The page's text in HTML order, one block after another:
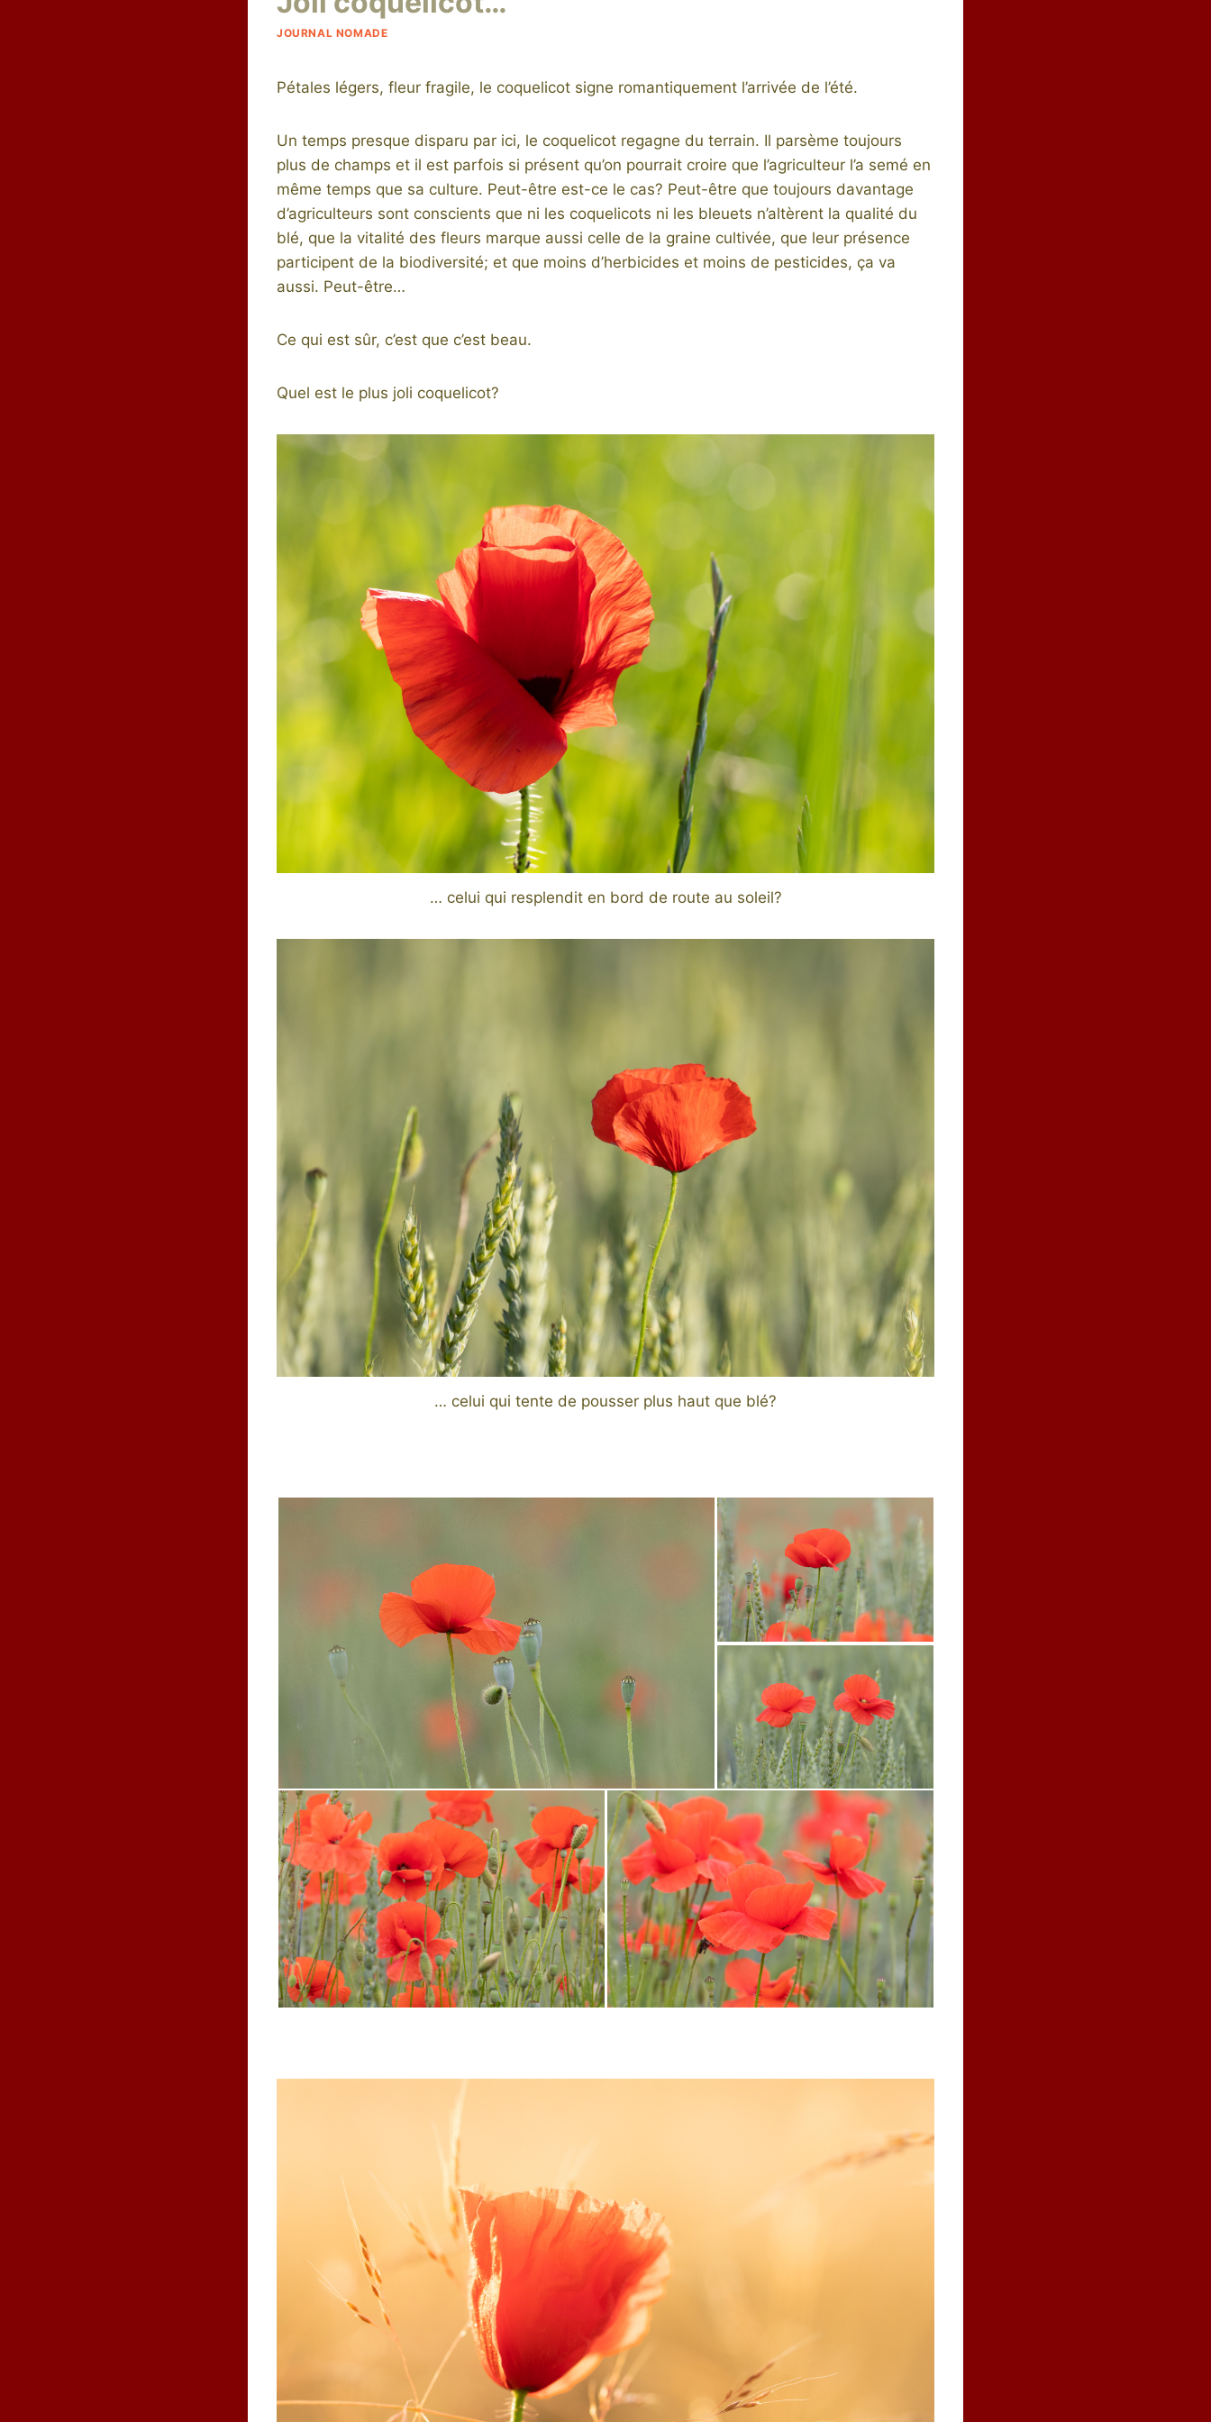
JOURNAL NOMADE
Pétales légers, fleur fragile, le coquelicot signe romantiquement l’arrivée de l’été.
Un temps presque disparu par ici, le coquelicot regagne du terrain. Il parsème toujours
plus de champs et il est parfois si présent qu’on pourrait croire que l’agriculteur l’a semé en
même temps que sa culture. Peut-être est-ce le cas? Peut-être que toujours davantage
d’agriculteurs sont conscients que ni les coquelicots ni les bleuets n’altèrent la qualité du
blé, que la vitalité des fleurs marque aussi celle de la graine cultivée, que leur présence
participent de la biodiversité; et que moins d’herbicides et moins de pesticides, ça va
aussi. Peut-être…
Ce qui est sûr, c’est que c’est beau.
Quel est le plus joli coquelicot?
… celui qui resplendit en bord de route au soleil?
… celui qui tente de pousser plus haut que blé?